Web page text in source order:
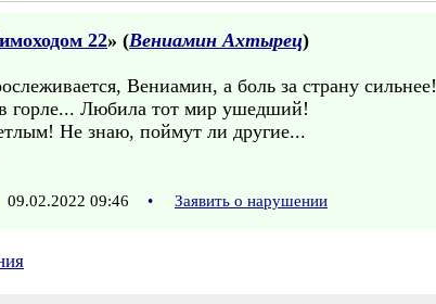
22» (Вениамин Ахтырец)
Вениамин, а боль за страну сильнее!
горле... Любила тот мир ушедший!
Не знаю, поймут ли другие...
09.02.2022 09:46 • Заявить о нарушении